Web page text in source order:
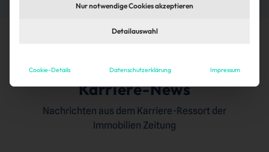
Karriere-News
Nachrichten aus dem Karriere-Ressort der
Immobilien Zeitung
Nur notwendige Cookies akzeptieren
Detailauswahl
Cookie-Details Datenschutzerklärung Impressum